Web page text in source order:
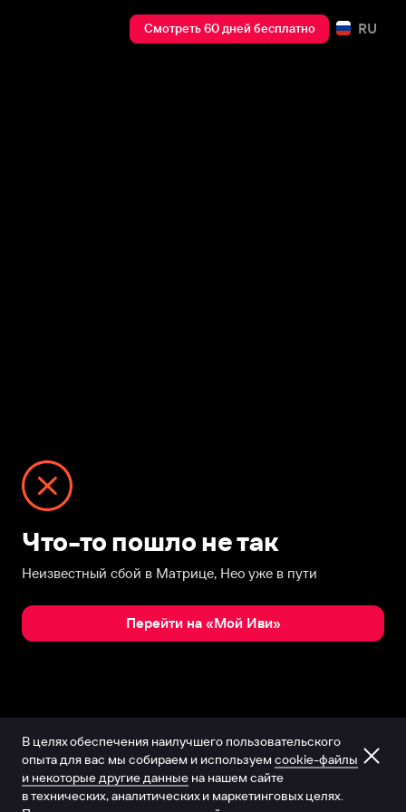
Смотреть 60 дней бесплатно RU
Что-то пошло не так
Неизвестный сбой в Матрице, Нео уже в пути
Перейти на «Мой Иви»
В целях обеспечения наилучшего пользовательского
опыта для вас мы собираем и используем cookie-файлы
и некоторые другие данные на нашем сайте
в технических, аналитических и маркетинговых целях.